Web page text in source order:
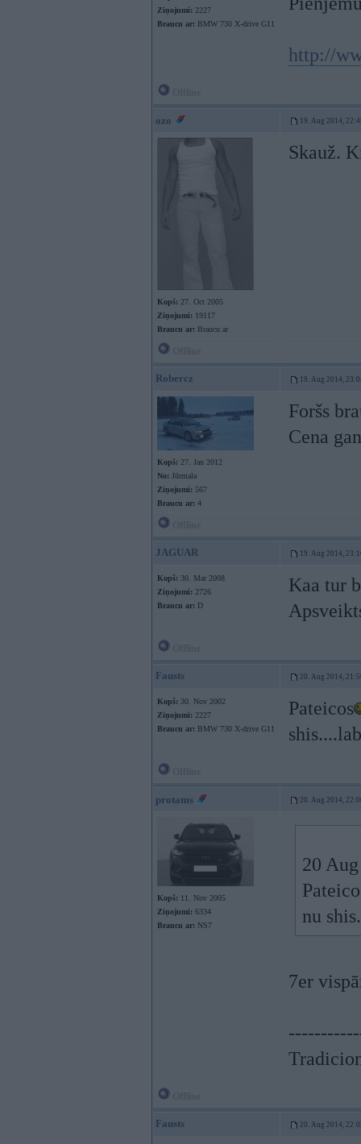
Ziņojumi: 2227
Braucu ar: BMW 730 X-drive G11
http://
ozo 19. Aug 2014,
Kopš: 27. Oct 2005
Ziņojumi: 19117
Braucu ar: Braucu ar
Skauž.
Robercz 19. Aug 2014,
Kopš: 27. Jan 2012
No: Jūrmala
Ziņojumi: 567
Braucu ar: 4
Foršs
Cena
JAGUAR 19. Aug 2014,
Kopš: 30. Mar 2008
Ziņojumi: 2726
Braucu ar: D
Kaa tur
Fausts 20. Aug 2014,
Kopš: 30. Nov 2002
Ziņojumi: 2227
Braucu ar: BMW 730 X-drive G11
Pateicos
protams 20. Aug 2014,
Kopš: 11. Nov 2005
Ziņojumi: 6334
Braucu ar: NS7
20
nu
7er
Fausts 20. Aug 2014,